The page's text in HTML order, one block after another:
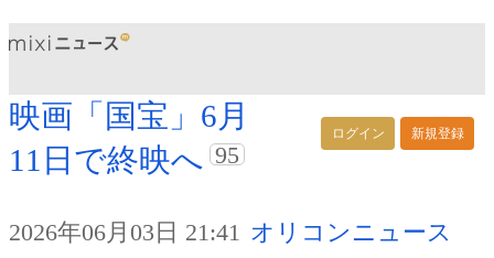
ログイン 新規登録
映画「国宝」6月
11日で終映へ 95
2026年06月03日 21:41 オリコンニュース